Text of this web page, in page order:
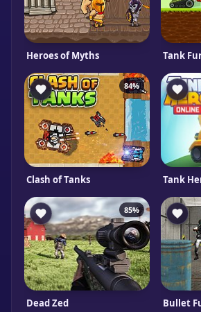
Heroes of Myths Tank
84%
Clash of Tanks Tank
85%
Dead Zed Bullet